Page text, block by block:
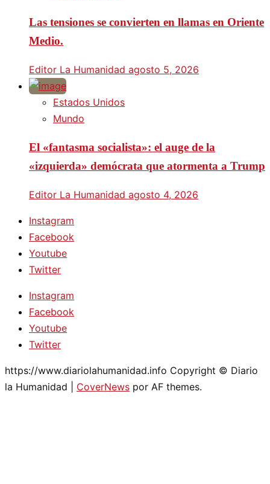
Las tensiones se convierten en llamas en Oriente
Medio.
Editor La Humanidad agosto 5, 2026
Estados Unidos
Mundo
El «fantasma socialista»: el auge de la
«izquierda» demócrata que atormenta a Trump
Editor La Humanidad agosto 4, 2026
Instagram
Facebook
Youtube
Twitter
Instagram
Facebook
Youtube
Twitter
https://www.diariolahumanidad.info Copyright © Diario
la Humanidad
CoverNews por AF themes.